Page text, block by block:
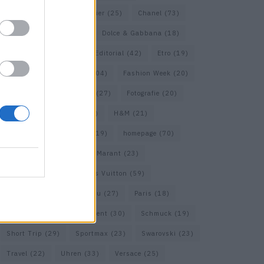
Cartier (25) Chanel (73)
COS (21) Dolce & Gabbana (18)
Editorial (42) Etro (19)
Falke (36) (104) Fashion Week (20)
(27) Fotografie (20)
Gucci (72) (17) H&M (21)
(19) homepage (70)
Isabel Marant (23)
Louis Vuitton (59)
Miu Miu (27) Paris (18)
Saint Laurent (30) Schmuck (19)
Short Trip (29) Sportmax (23) Swarovski (23)
Travel (22) Uhren (33) Versace (25)